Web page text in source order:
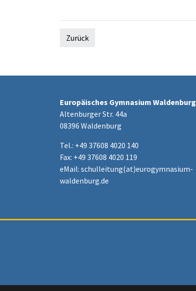
Zurück
Europäisches Gymnasium Waldenburg
Altenburger Str. 44a
08396 Waldenburg
Tel.: +49 37608 4020 140
Fax: +49 37608 4020 119
eMail: schulleitung(at)eurogymnasium-
waldenburg.de